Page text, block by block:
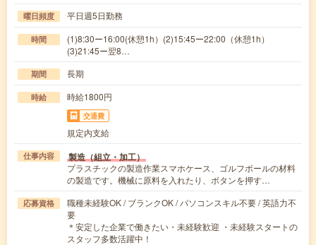
曜日頻度 平日週5日勤務
時間
(1)8:30ー16:00(休憩1h）(2)15:45ー22:00（休憩1h）
(3)21:45ー翌8…
期間 長期
時給 時給1800円
交通費
規定内支給
仕事内容 製造（組立・加工）
プラスチックの製造作業スマホケース、ゴルフボールの材料
の製造です。機械に原料を入れたり、ボタンを押す…
応募資格
職種未経験OK / ブランクOK / パソコンスキル不要 / 英語力不
要
＊安定した企業で働きたい・未経験歓迎 ・未経験スタートの
スタッフ多数活躍中！